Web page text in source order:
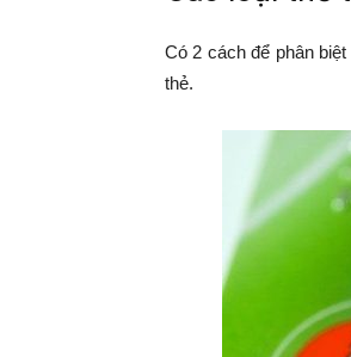
Có 2 cách để phân biệt
thẻ.